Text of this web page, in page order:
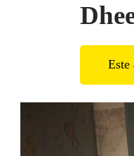
Este